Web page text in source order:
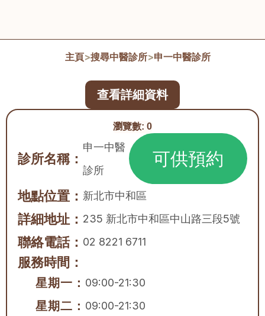
主頁>搜尋中醫診所>申一中醫診所
瀏覽數: 0
診所名稱：
申一中醫
診所
可供預約
地點位置： 新北市中和區
詳細地址： 235 新北市中和區中山路三段5號
聯絡電話： 02 8221 6711
服務時間：
星期一： 09:00-21:30
星期二： 09:00-21:30
查看詳細資料